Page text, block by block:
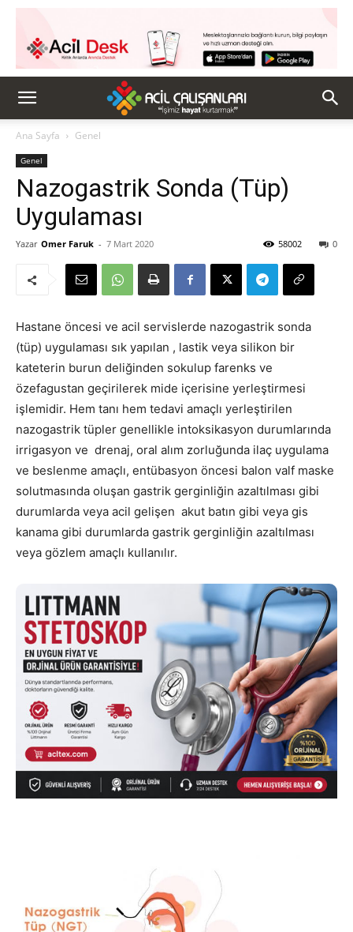
Ana Sayfa Genel
Genel
Nazogastrik Sonda (Tüp)
Uygulaması
Yazar Omer Faruk - 7 Mart 2020 0
58002
Hastane öncesi ve acil servislerde nazogastrik sonda
(tüp) uygulaması sık yapılan , lastik veya silikon bir
kateterin burun deliğinden sokulup farenks ve
özefagustan geçirilerek mide içerisine yerleştirmesi
işlemidir. Hem tanı hem tedavi amaçlı yerleştirilen
nazogastrik tüpler genellikle intoksikasyon durumlarında
irrigasyon ve drenaj, oral alım zorluğunda ilaç uygulama
ve beslenme amaçlı, entübasyon öncesi balon valf maske
solutmasında oluşan gastrik gerginliğin azaltılması gibi
durumlarda veya acil gelişen akut batın gibi veya gis
kanama gibi durumlarda gastrik gerginliğin azaltılması
veya gözlem amaçlı kullanılır.